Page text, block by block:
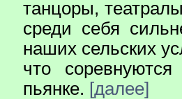
танцоры,
среди себя
наших сельских
что
пьянке. [далее]